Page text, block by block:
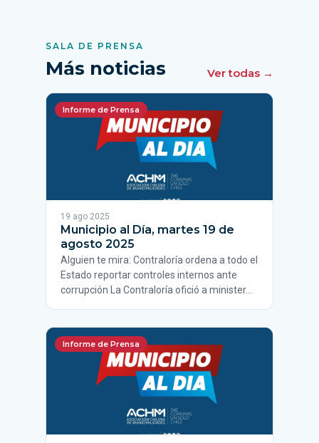
SALA DE PRENSA
Más noticias Ver todas →
Informe de Prensa
19 ago 2025
Municipio al Día, martes 19 de
agosto 2025
Alguien te mira: Contraloría ordena a todo el
Estado reportar controles internos ante
corrupción La Contraloría ofició a minister…
Informe de Prensa